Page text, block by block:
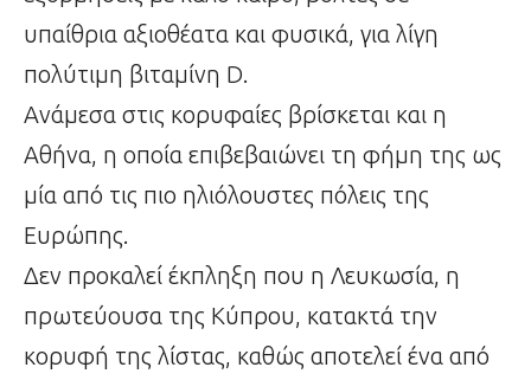
υπαίθρια αξιοθέατα και φυσικά, για λίγη
πολύτιμη βιταμίνη D.
Ανάμεσα στις κορυφαίες βρίσκεται και η
Αθήνα, η οποία επιβεβαιώνει τη φήμη της ως
μία από τις πιο ηλιόλουστες πόλεις της
Ευρώπης.
Δεν προκαλεί έκπληξη που η Λευκωσία, η
πρωτεύουσα της Κύπρου, κατακτά την
κορυφή της λίστας, καθώς αποτελεί ένα από